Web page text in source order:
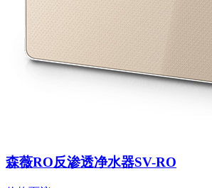
森薇RO反渗透净水器SV-RO